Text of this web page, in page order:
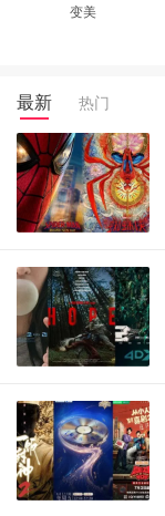
变美
最新 热门